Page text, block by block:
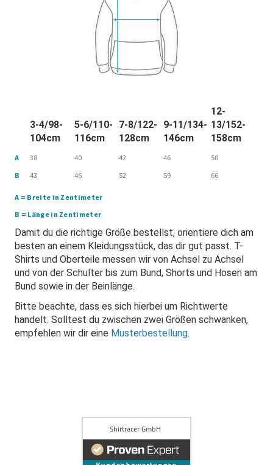
3-4/98-
104cm
5-6/110-
116cm
7-8/122-
128cm
9-11/134-
146cm
12-
13/152-
158cm
A 38 40 42 46
50
B
43 46 52 59 66
A = Breite in Zentimeter
B = Länge in Zentimeter
Damit du die richtige Größe bestellst, orientiere dich am
besten an einem Kleidungsstück, das dir gut passt. T-
Shirts und Oberteile messen wir von Achsel zu Achsel
und von der Schulter bis zum Bund, Shorts und Hosen am
Bund sowie in der Beinlänge.
Bitte beachte, dass es sich hierbei um Richtwerte
handelt. Solltest du zwischen zwei Größen schwanken,
empfehlen wir dir eine Musterbestellung.